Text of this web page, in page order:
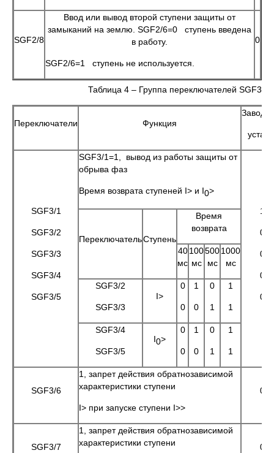
SGF2/8
Ввод или вывод второй ступени защиты от
замыканий на землю. SGF2/6=0 ступень введена
в работу.
SGF2/6=1 ступень не используется.
0
Таблица 4 – Группа переключателей SGF3
Переключатели Функция
SGF3/1
SGF3/2
SGF3/3
SGF3/4
SGF3/5
SGF3/1=1, вывод из работы защиты от
обрыва фаз
Время возврата ступеней I> и I0>
1
0
0
0
0
ПереключательСтупень
Время
возврата
40
мс
100
мс
500
мс
1000
мс
SGF3/2
SGF3/3
I>
0
0
1
0
0
1
1
1
SGF3/4
SGF3/5
I0>
0
0
1
0
0
1
1
1
SGF3/6
1, запрет действия обратнозависимой
характеристики ступени
I> при запуске ступени I>>
0
SGF3/7
1, запрет действия обратнозависимой
характеристики ступени
0